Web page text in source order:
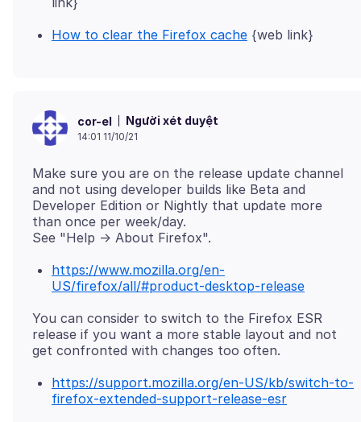
How to clear the Firefox cache {web link}
cor-el Người xét duyệt
14:01 11/10/21
Make sure you are on the release update channel
and not using developer builds like Beta and
Developer Edition or Nightly that update more
than once per week/day.
https://www.mozilla.org/en-
US/firefox/all/#product-desktop-release
You can consider to switch to the Firefox ESR
release if you want a more stable layout and not
https://support.mozilla.org/en-US/kb/switch-to-
firefox-extended-support-release-esr